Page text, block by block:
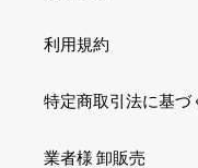
利用規約
特定商取引法に基づ
業者様 卸販売